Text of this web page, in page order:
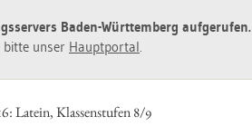
Baden-Würt­tem­berg auf­ge­ru­fen.
bitte unser Haupt­por­tal.
La­tein, Klas­sen­stu­fen 8/9